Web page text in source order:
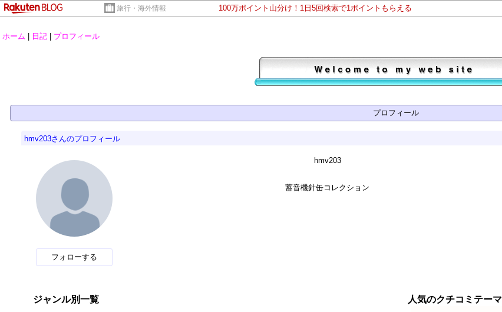
旅行・海外情報 100万ポイント山分け！1日5回検索で1ポイントもらえる
ホーム
日記 プロフィール
プロフィール
hmv203さんのプロフィール
フォローする
hmv203
蓄音機針缶コレクション
ジャンル別一覧 人気のクチコミテーマ